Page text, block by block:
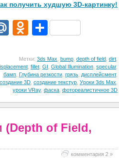
получить худшую 3D-картинку!
Mail.RuOdnoklassniki
Отправить
Метки: 3ds Max bump depth of field dirt
fillet GI Global Illumination specular,
бамп Глубина резкости грязь дисплейсмент,
создание 3D создание текстур Уроки 3ds Max
уроки VRay, фаска фотореалистичное 3D
(Depth of Field,
комментария 2 »